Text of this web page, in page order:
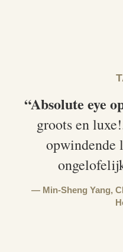
“Absolute eye
groots en
opwindende
Min-Sheng Yang,